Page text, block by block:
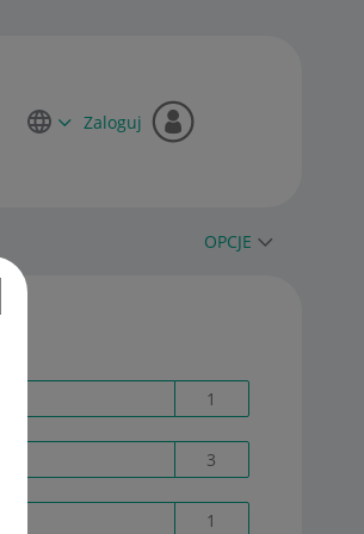
Zaloguj
OPCJE
1
3
1